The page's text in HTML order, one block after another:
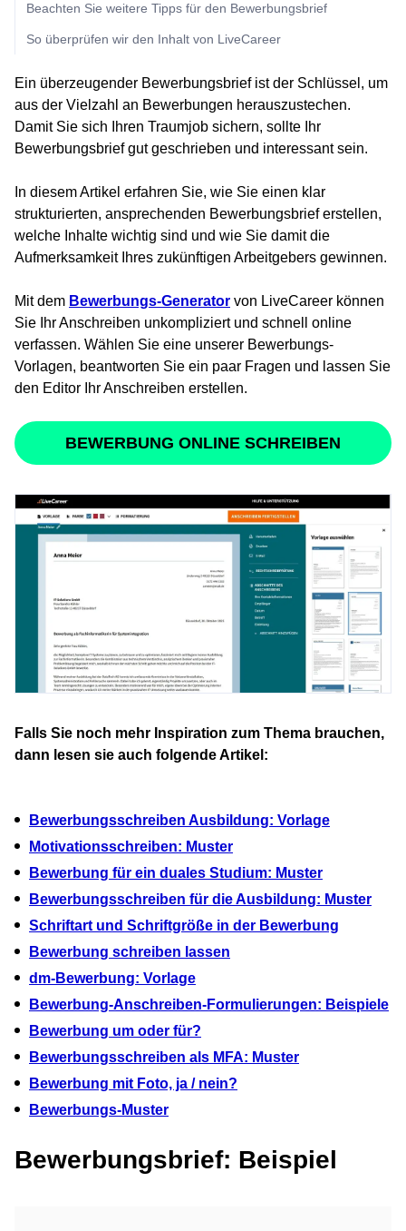
Beachten Sie weitere Tipps für den Bewerbungsbrief
So überprüfen wir den Inhalt von LiveCareer
Ein überzeugender Bewerbungsbrief ist der Schlüssel, um
aus der Vielzahl an Bewerbungen herauszustechen.
Damit Sie sich Ihren Traumjob sichern, sollte Ihr
Bewerbungsbrief gut geschrieben und interessant sein.
In diesem Artikel erfahren Sie, wie Sie einen klar
strukturierten, ansprechenden Bewerbungsbrief erstellen,
welche Inhalte wichtig sind und wie Sie damit die
Aufmerksamkeit Ihres zukünftigen Arbeitgebers gewinnen.
Mit dem Bewerbungs-Generator von LiveCareer können
Sie Ihr Anschreiben unkompliziert und schnell online
verfassen. Wählen Sie eine unserer Bewerbungs-
Vorlagen, beantworten Sie ein paar Fragen und lassen Sie
den Editor Ihr Anschreiben erstellen.
BEWERBUNG ONLINE SCHREIBEN
Falls Sie noch mehr Inspiration zum Thema brauchen,
dann lesen sie auch folgende Artikel:
Bewerbungsschreiben Ausbildung: Vorlage
Motivationsschreiben: Muster
Bewerbung für ein duales Studium: Muster
Bewerbungsschreiben für die Ausbildung: Muster
Schriftart und Schriftgröße in der Bewerbung
Bewerbung schreiben lassen
dm-Bewerbung: Vorlage
Bewerbung-Anschreiben-Formulierungen: Beispiele
Bewerbung um oder für?
Bewerbungsschreiben als MFA: Muster
Bewerbung mit Foto, ja / nein?
Bewerbungs-Muster
Bewerbungsbrief: Beispiel